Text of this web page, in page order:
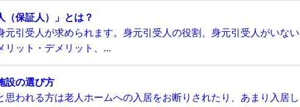
（保証人）」とは？
引受人が求められます。身元引受人の役割、身元引受人がいない
リット・デメリット、...
設の選び方
われる方は老人ホームへの入居をお断りされたり、あまり入居し